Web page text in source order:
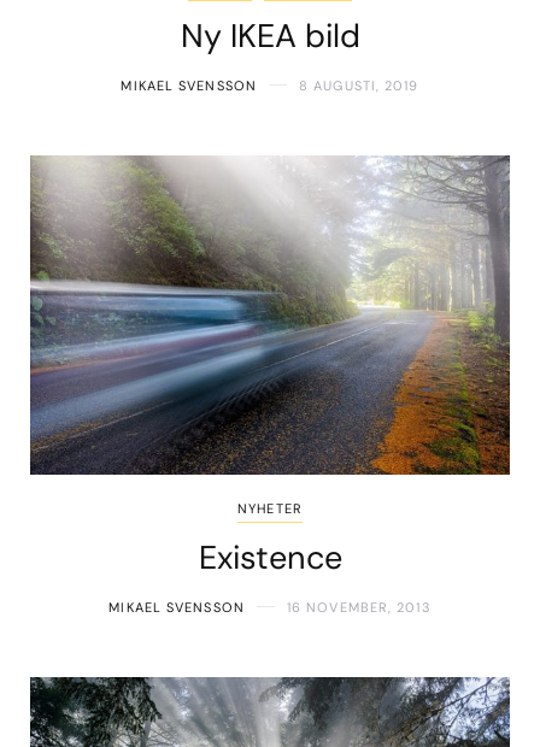
Ny IKEA bild
MIKAEL SVENSSON 8 AUGUSTI, 2019
NYHETER
Existence
MIKAEL SVENSSON 16 NOVEMBER, 2013